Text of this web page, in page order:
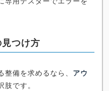
つけ方
備を求めるなら、 アウ
肢です。